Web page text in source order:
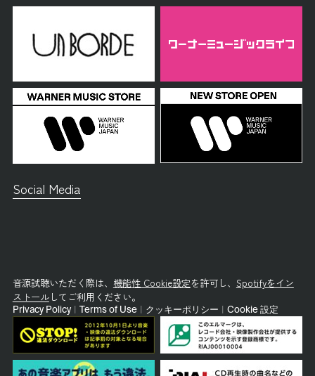
Social Media
音源試聴いただく際は、 機能性 Cookie設定を許可し、 Spotifyをイン
ストールしてご利用ください。
Privacy Policy Terms of Use クッキーポリシー Cookie 設定